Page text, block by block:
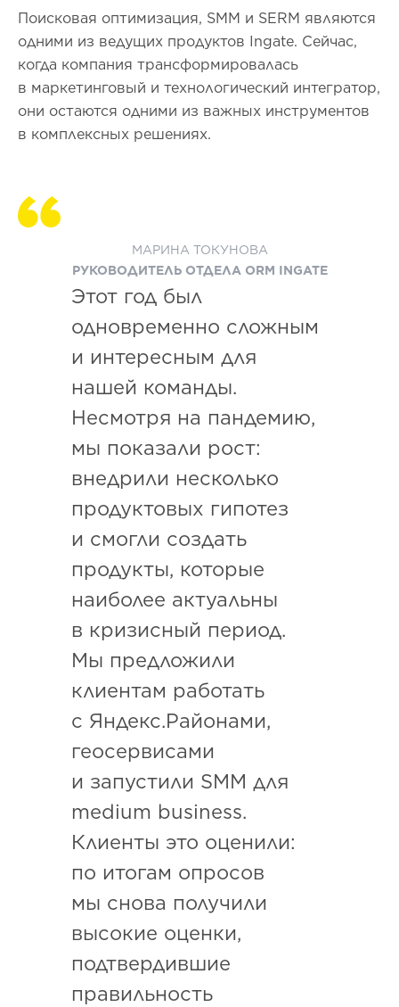
Поисковая оптимизация, SMM и SERM являются
одними из ведущих продуктов Ingate. Сейчас,
когда компания трансформировалась
в маркетинговый и технологический интегратор,
они остаются одними из важных инструментов
в комплексных решениях.
МАРИНА ТОКУНОВА
РУКОВОДИТЕЛЬ ОТДЕЛА ORM INGATE
Этот год был
одновременно сложным
и интересным для
нашей команды.
Несмотря на пандемию,
мы показали рост:
внедрили несколько
продуктовых гипотез
и смогли создать
продукты, которые
наиболее актуальны
в кризисный период.
Мы предложили
клиентам работать
с Яндекс.Районами,
геосервисами
и запустили SMM для
medium business.
Клиенты это оценили:
по итогам опросов
мы снова получили
высокие оценки,
подтвердившие
правильность